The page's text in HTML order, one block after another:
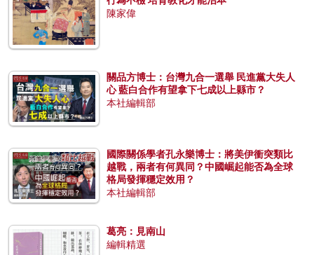
陳家偉
關品方博士：台灣九合一選舉 民進黨大失人
心 藍白合作有望拿下七成以上縣市？
本社編輯部
國際關係學者孔永樂博士：將美伊衝突類比
越戰，兩者有何異同？中國崛起能否為全球
格局發揮穩定效用？
本社編輯部
葛亮：見南山
編輯精選